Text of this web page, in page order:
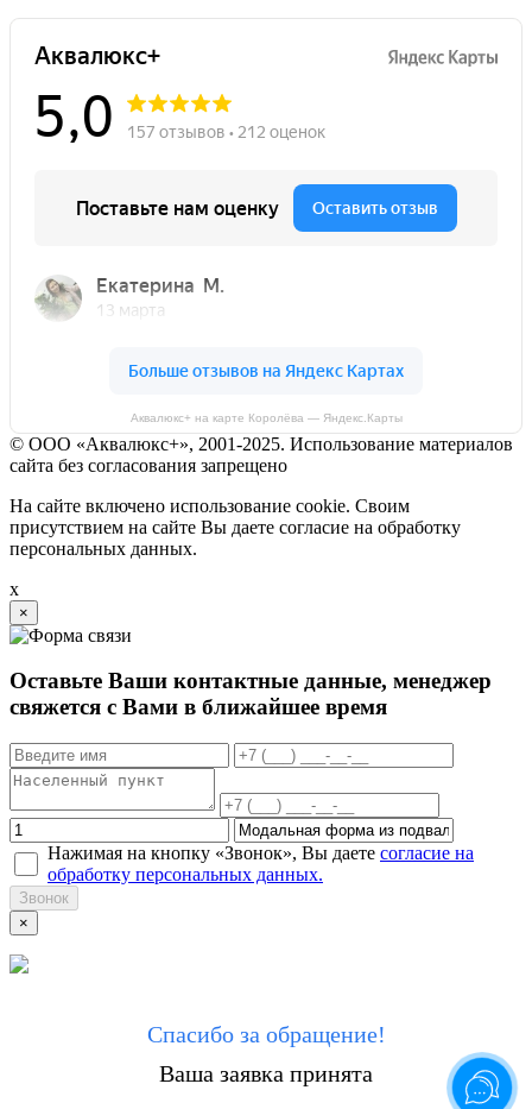
Аквалюкс+ на карте Королёва — Яндекс.Карты
© ООО «Аквалюкс+», 2001-2025. Использование материалов
сайта без согласования запрещено
На сайте включено использование cookie. Своим
присутствием на сайте Вы даете согласие на обработку
персональных данных.
x
×
Оставьте Ваши контактные данные, менеджер
свяжется с Вами в ближайшее время
Нажимая на кнопку «Звонок», Вы даете согласие на
обработку персональных данных.
Звонок
×
Спасибо за обращение!
Ваша заявка принята